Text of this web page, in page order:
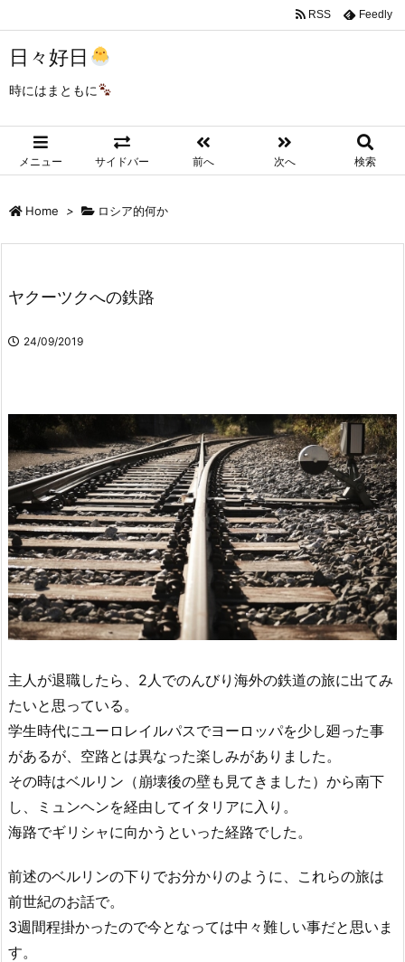
日々好日
時にはまともに
メニュー サイドバー 前へ 次へ 検索
RSS Feedly
Home > ロシア的何か
ヤクーツクへの鉄路
24/09/2019
主人が退職したら、2人でのんびり海外の鉄道の旅に出てみ
たいと思っている。
学生時代にユーロレイルパスでヨーロッパを少し廻った事
があるが、空路とは異なった楽しみがありました。
その時はベルリン（崩壊後の壁も見てきました）から南下
し、ミュンヘンを経由してイタリアに入り。
海路でギリシャに向かうといった経路でした。
前述のベルリンの下りでお分かりのように、これらの旅は
前世紀のお話で。
3週間程掛かったので今となっては中々難しい事だと思いま
す。